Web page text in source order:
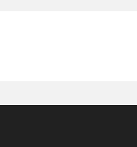
иными системами